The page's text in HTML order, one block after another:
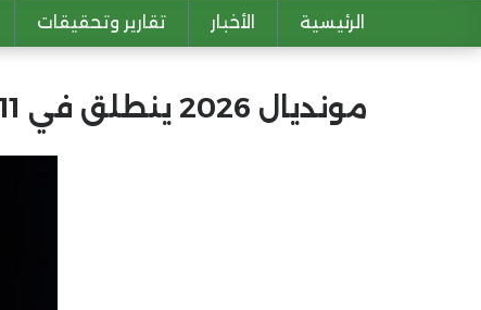
Main navigation
الرئيسية الأخبار تقارير وتحقيقات
مونديال 2026 ينطلق في 11 يونيو بنظام موسّع و48 منتخبًا